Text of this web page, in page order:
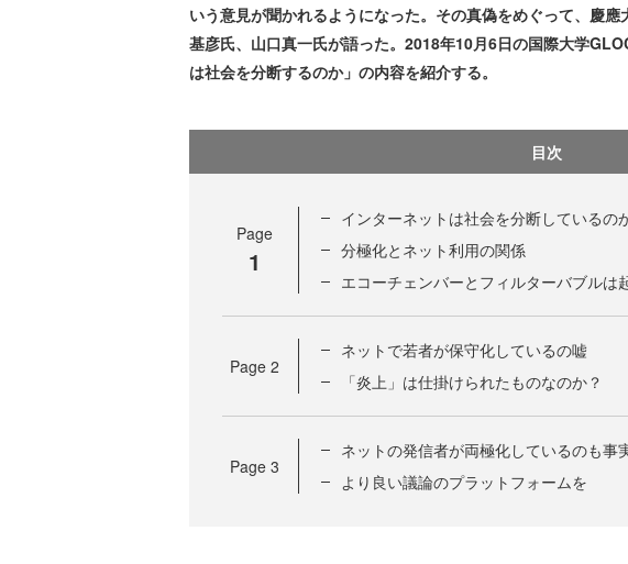
いう意見が聞かれるようになった。その真偽をめぐって、慶
基彦氏、山口真一氏が語った。2018年10月6日の国際大学
は社会を分断するのか」の内容を紹介する。
目次
Page
1
インターネットは社会を分断しているの
分極化とネット利用の関係
エコーチェンバーとフィルターバブルは
Page 2
ネットで若者が保守化しているの嘘
「炎上」は仕掛けられたものなのか？
Page 3
ネットの発信者が両極化しているのも事
より良い議論のプラットフォームを